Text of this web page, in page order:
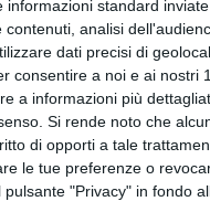
standard
analisi
dati precisi di
consentire a noi e ai nostri
a informazioni più
Si rende noto che
di opporti a tale
le tue preferenze o
"Privacy" in fondo
il silenzio degli
SOCIAL
40 SECONDI